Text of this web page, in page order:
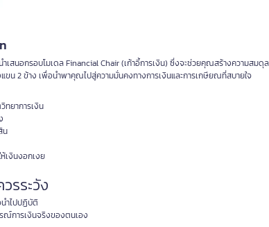
เสนอกรอบโมเดล Financial Chair (เก้าอี้การเงิน) ซึ่งจะช่วยคุณสร้างความสม
แขน 2 ข้าง เพื่อนำพาคุณไปสู่ความมั่นคงทางการเงินและการเกษียณที่สบายใจ
ยาการเงิน
น
เงินงอกเงย
รระวัง
ำไปปฏิบัติ
ณ์การเงินจริงของตนเอง